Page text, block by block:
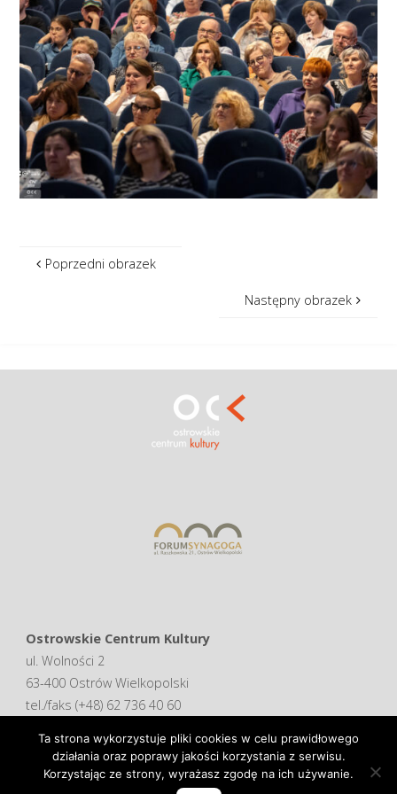
Poprzedni obrazek
Następny obrazek
Ostrowskie Centrum Kultury
ul. Wolności 2
63-400 Ostrów Wielkopolski
tel./faks (+48) 62 736 40 60
Deklaracja dostępności
Ta strona wykorzystuje pliki cookies w celu prawidłowego
działania oraz poprawy jakości korzystania z serwisu.
Korzystając ze strony, wyrażasz zgodę na ich używanie.